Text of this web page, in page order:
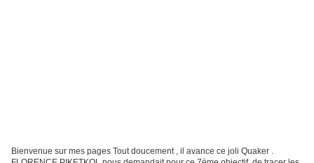
Bienvenue sur mes pages Tout doucement , il avance ce joli Quaker .